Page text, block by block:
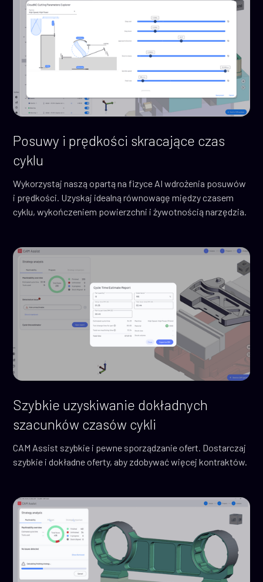
Posuwy i prędkości skracające czas
cyklu
Wykorzystaj naszą opartą na fizyce AI wdrożenia posuwów
i prędkości. Uzyskaj idealną równowagę między czasem
cyklu, wykończeniem powierzchni i żywotnością narzędzia.
Szybkie uzyskiwanie dokładnych
szacunków czasów cykli
CAM Assist szybkie i pewne sporządzanie ofert. Dostarczaj
szybkie i dokładne oferty, aby zdobywać więcej kontraktów.